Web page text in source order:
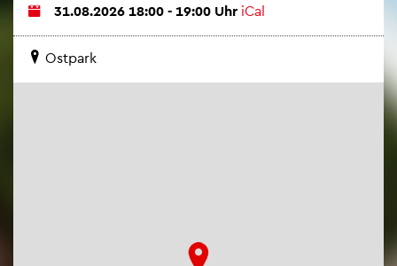
31.08.2026 18:00 - 19:00 Uhr iCal
Ost­park